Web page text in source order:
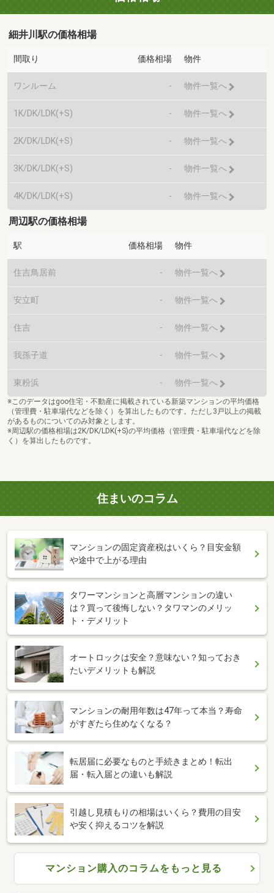
細井川駅の価格相場
間取り 価格相場 物件
ワンルーム - 物件一覧へ
1K/DK/LDK(+S) - 物件一覧へ
2K/DK/LDK(+S) - 物件一覧へ
3K/DK/LDK(+S) - 物件一覧へ
4K/DK/LDK(+S) - 物件一覧へ
周辺駅の価格相場
駅 価格相場 物件
住吉鳥居前 - 物件一覧へ
安立町 - 物件一覧へ
住吉 - 物件一覧へ
我孫子道 - 物件一覧へ
東粉浜 - 物件一覧へ
※このデータはgoo住宅・不動産に掲載されている新築マンションの平均価格
（管理費・駐車場代などを除く）を算出したものです。ただし3戸以上の掲載
があるものについてのみ対象とします。
※周辺駅の価格相場は2K/DK/LDK(+S)の平均価格（管理費・駐車場代などを除
く）を算出したものです。
住まいのコラム
マンションの固定資産税はいくら？目安金額
や途中で上がる理由
タワーマンションと高層マンションの違い
は？買って後悔しない？タワマンのメリッ
ト・デメリット
オートロックは安全？意味ない？知っておき
たいデメリットも解説
マンションの耐用年数は47年って本当？寿命
がすぎたら住めなくなる？
転居届に必要なものと手続きまとめ！転出
届・転入届との違いも解説
引越し見積もりの相場はいくら？費用の目安
や安く抑えるコツを解説
マンション購入のコラムをもっと見る